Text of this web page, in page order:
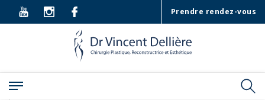
Prendre rendez-vous